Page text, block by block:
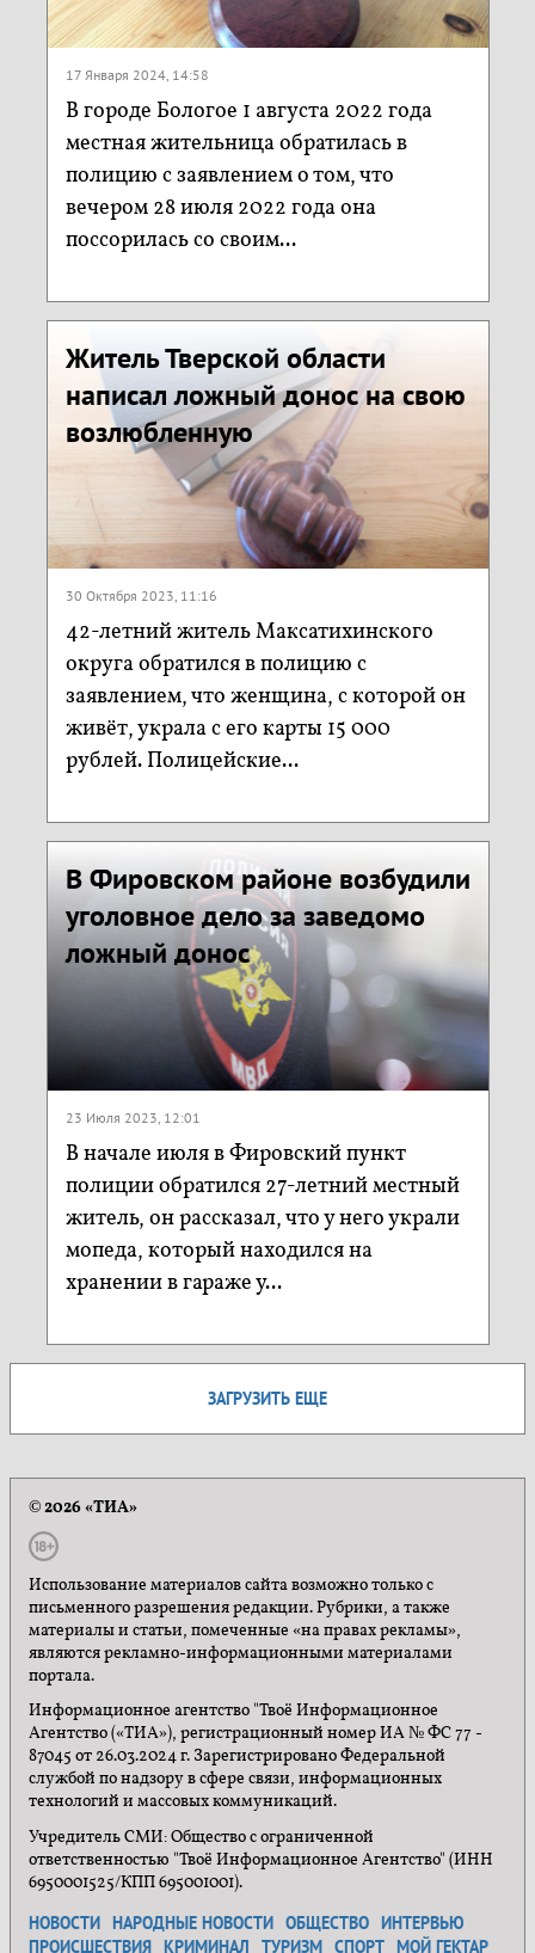
17 Января 2024, 14:58
В городе Бологое 1 августа 2022 года
местная жительница обратилась в
полицию с заявлением о том, что
вечером 28 июля 2022 года она
поссорилась со своим...
Житель Тверской области
написал ложный донос на свою
возлюбленную
30 Октября 2023, 11:16
42-летний житель Максатихинского
округа обратился в полицию с
заявлением, что женщина, с которой он
живёт, украла с его карты 15 000
рублей. Полицейские...
В Фировском районе возбудили
уголовное дело за заведомо
ложный донос
23 Июля 2023, 12:01
В начале июля в Фировский пункт
полиции обратился 27-летний местный
житель, он рассказал, что у него украли
мопеда, который находился на
хранении в гараже у...
ЗАГРУЗИТЬ ЕЩЕ
© 2026 «ТИА»
Использование материалов сайта возможно только с
письменного разрешения редакции. Рубрики, а также
материалы и статьи, помеченные «на правах рекламы»,
являются рекламно-информационными материалами
портала.
Информационное агентство "Твоё Информационное
Агентство («ТИА»), регистрационный номер ИА № ФС 77 -
87045 от 26.03.2024 г. Зарегистрировано Федеральной
службой по надзору в сфере связи, информационных
технологий и массовых коммуникаций.
Учредитель СМИ: Общество с ограниченной
ответственностью "Твоё Информационное Агентство" (ИНН
6950001525/КПП 695001001).
НОВОСТИ НАРОДНЫЕ НОВОСТИ ОБЩЕСТВО ИНТЕРВЬЮ
ПРОИСШЕСТВИЯ КРИМИНАЛ ТУРИЗМ СПОРТ МОЙ ГЕКТАР